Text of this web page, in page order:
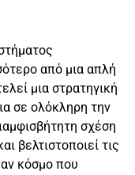
από μια απλή
μια στρατηγική
σε ολόκληρη την
σχέση
βελτιστοποιεί τις
κόσμο που